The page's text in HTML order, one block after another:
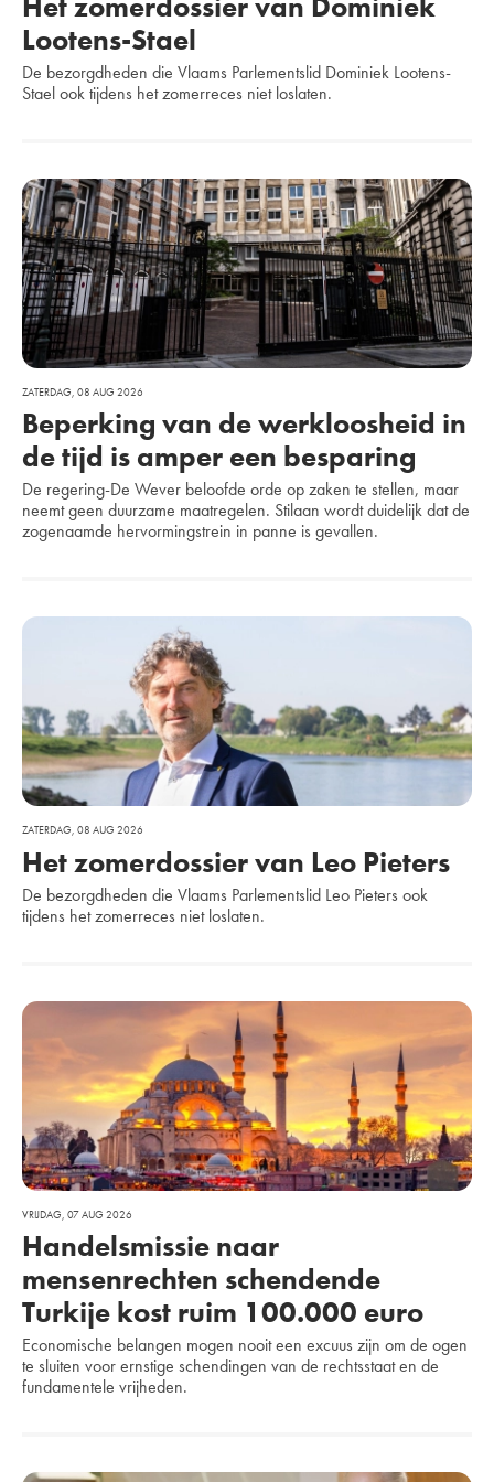
GEBOORTEDATUM
GESLACHT
ExtraJa, stuur mij e-mailupdates van Vlaams Belang.
Ja, ik ga akkoord met de privacyverklaring.
Lootens-Stael
De bezorgdheden die Vlaams Parlementslid Dominiek Lootens-
Stael ook tijdens het zomerreces niet loslaten.
ZATERDAG, 08 AUG 2026
Beperking van de werkloosheid in
de tijd is amper een besparing
De regering-De Wever beloofde orde op zaken te stellen, maar
neemt geen duurzame maatregelen. Stilaan wordt duidelijk dat de
zogenaamde hervormingstrein in panne is gevallen.
ZATERDAG, 08 AUG 2026
Het zomerdossier van Leo Pieters
De bezorgdheden die Vlaams Parlementslid Leo Pieters ook
tijdens het zomerreces niet loslaten.
VRIJDAG, 07 AUG 2026
Handelsmissie naar
mensenrechten schendende
Turkije kost ruim 100.000 euro
Economische belangen mogen nooit een excuus zijn om de ogen
te sluiten voor ernstige schendingen van de rechtsstaat en de
fundamentele vrijheden.